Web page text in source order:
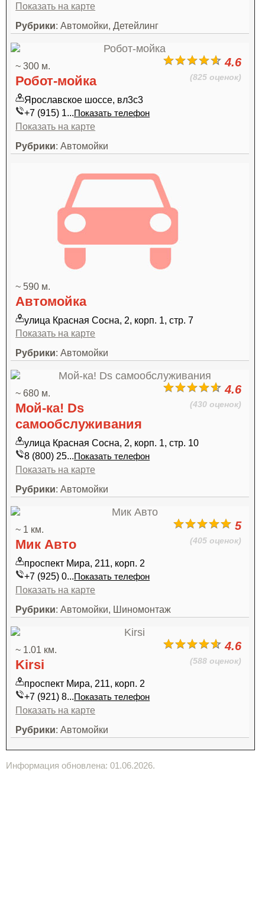
Показать на карте
Рубрики: Автомойки, Детейлинг
4.6
(825 оценок)
~ 300 м.
Робот-мойка
Ярославское шоссе, вл3с3
+7 (915) 1...Показать телефон
Показать на карте
Рубрики: Автомойки
~ 590 м.
Автомойка
улица Красная Сосна, 2, корп. 1, стр. 7
Показать на карте
Рубрики: Автомойки
4.6
(430 оценок)
~ 680 м.
Мой-ка! Ds
самообслуживания
улица Красная Сосна, 2, корп. 1, стр. 10
8 (800) 25...Показать телефон
Показать на карте
Рубрики: Автомойки
5
(405 оценок)
~ 1 км.
Мик Авто
проспект Мира, 211, корп. 2
+7 (925) 0...Показать телефон
Показать на карте
Рубрики: Автомойки, Шиномонтаж
4.6
(588 оценок)
~ 1.01 км.
Kirsi
проспект Мира, 211, корп. 2
+7 (921) 8...Показать телефон
Показать на карте
Рубрики: Автомойки
Информация обновлена: 01.06.2026.